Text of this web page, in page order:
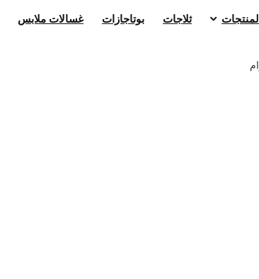
المنتجات ثلاجات بوتاجازات غسالات ملابس